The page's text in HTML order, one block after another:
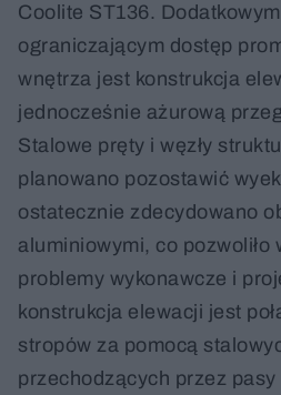
Coolite ST136.
ograniczającym dostęp
wnętrza jest konstrukcja
jednocześnie ażurową
Stalowe pręty i węzły
planowano pozostawić
ostatecznie zdecydowano
aluminiowymi, co pozwoliło
problemy wykonawcze i
konstrukcja elewacji jest
stropów za pomocą
przechodzących przez pasy